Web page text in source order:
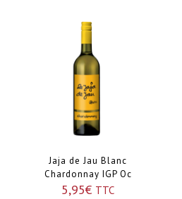
Jaja de Jau Blanc
Chardonnay IGP Oc
5,95€ TTC